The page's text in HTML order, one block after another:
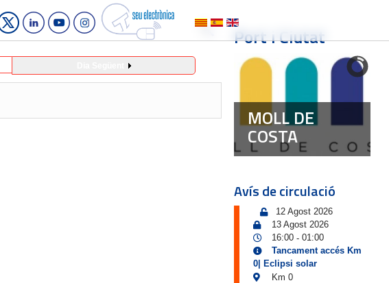
Port i Ciutat
MOLL DE
COSTA
Avís de circulació
12 Agost 2026
13 Agost 2026
16:00- 01:00
Tancament accés Km
0| Eclipsi solar
Km 0